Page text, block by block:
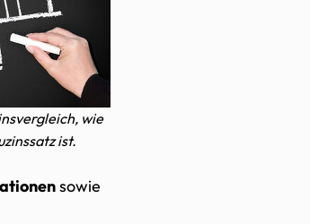
wie
ist.
sowie